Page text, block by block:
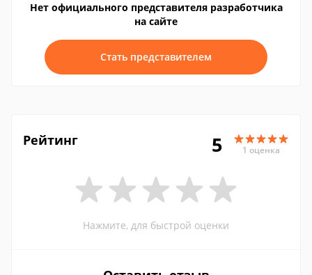
Нет официального представителя разработчика
на сайте
Стать представителем
Рейтинг 5 1 оценка
Нажмите, для быстрой оценки